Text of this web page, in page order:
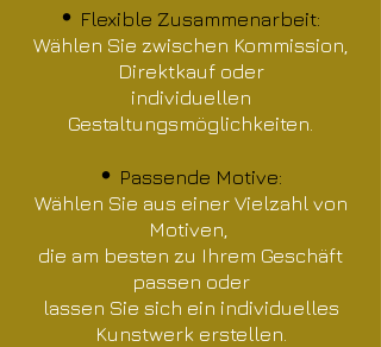
• Flexible Zusammenarbeit:
Wählen Sie zwischen Kommission,
Direktkauf oder
individuellen
Gestaltungsmöglichkeiten.
• Passende Motive:
Wählen Sie aus einer Vielzahl von
Motiven,
die am besten zu Ihrem Geschäft
passen oder
lassen Sie sich ein individuelles
Kunstwerk erstellen.